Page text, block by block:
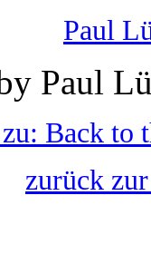
Paul
Paul
Back to
zurück